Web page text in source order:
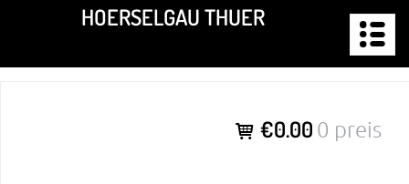
springen
HOERSELGAU THUER
€0.00 0 preis